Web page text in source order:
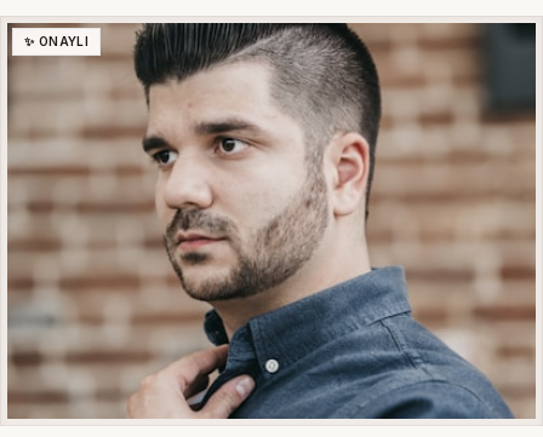
✨ ONAYLI